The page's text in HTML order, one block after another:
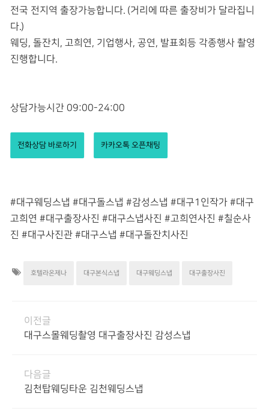
전국 전지역 출장가능합니다. (거리에 따른 출장비가 달라집니
다.)
웨딩, 돌잔치, 고희연, 기업행사, 공연, 발표회등 각종행사 촬영
진행합니다.
상담가능시간 09:00-24:00
전화상담 바로하기 카카오톡 오픈채팅
#대구웨딩스냅 #대구돌스냅 #감성스냅 #대구1인작가 #대구
고희연 #대구출장사진 #대구스냅사진 #고희연사진 #칠순사
진 #대구사진관 #대구스냅 #대구돌잔치사진
호텔라온제나 대구본식스냅 대구웨딩스냅 대구출장사진
이전글
대구스몰웨딩촬영 대구출장사진 감성스냅
다음글
김천탑웨딩타운 김천웨딩스냅